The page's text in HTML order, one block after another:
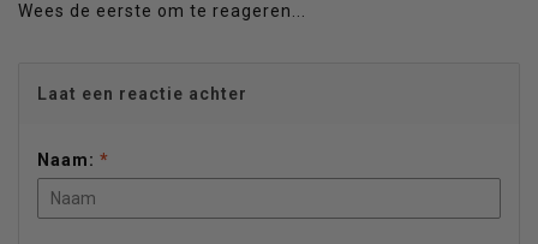
Wees de eerste om te reageren...
Laat een reactie achter
Naam: *